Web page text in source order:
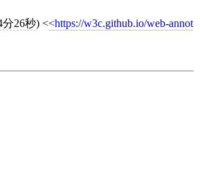
分26秒) < https://w3c.github.io/web-annot